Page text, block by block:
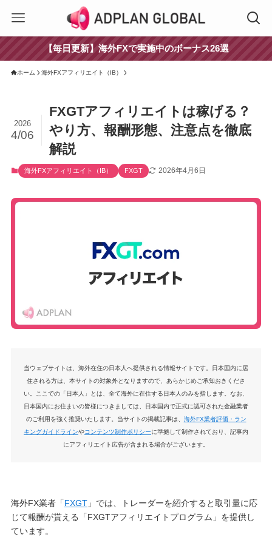
【毎日更新】海外FXで実施中のボーナス26選
ホーム 海外FXアフィリエイト（IB）
FXGTアフィリエイトは稼げる？
やり方、報酬形態、注意点を徹底
解説
2026
4/06
海外FXアフィリエイト（IB） FXGT 2026年4月6日
当ウェブサイトは、海外在住の日本人へ提供される情報サイトです。日本国内に居
住される方は、本サイトの対象外となりますので、あらかじめご承知おきくださ
い。ここでの「日本人」とは、全て海外に在住する日本人のみを指します。なお、
日本国内にお住まいの皆様につきましては、日本国内で正式に認可された金融業者
のご利用を強く推奨いたします。当サイトの掲載記事は、 海外FX業者評価・ラン
キングガイドラインやコンテンツ制作ポリシーに準拠して制作されており、記事内
にアフィリエイト広告が含まれる場合がございます。
海外FX業者「FXGT」では、トレーダーを紹介すると取引量に応
じて報酬が貰える「FXGTアフィリエイトプログラム」を提供し
ています。